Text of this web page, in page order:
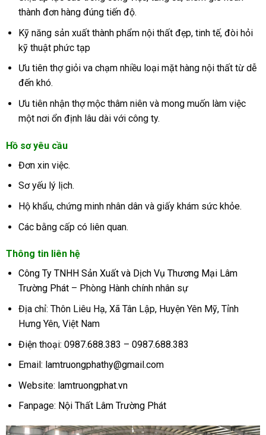
thành đơn hàng đúng tiến độ.
Kỹ năng sản xuất thành phẩm nội thất đẹp, tinh tế, đòi hỏi
kỹ thuật phức tạp
Ưu tiên thợ giỏi va chạm nhiều loại mặt hàng nội thất từ dễ
đến khó.
Ưu tiên nhận thợ mộc thâm niên và mong muốn làm việc
một nơi ổn định lâu dài với công ty.
Hồ sơ yêu cầu
Đơn xin việc.
Sơ yếu lý lịch.
Hộ khẩu, chứng minh nhân dân và giấy khám sức khỏe.
Các bằng cấp có liên quan.
Thông tin liên hệ
Công Ty TNHH Sản Xuất và Dịch Vụ Thương Mại Lâm
Trường Phát– Phòng Hành chính nhân sự
Địa chỉ: Thôn Liêu Hạ, Xã Tân Lập, Huyện Yên Mỹ, Tỉnh
Hưng Yên, Việt Nam
Điện thoại: 0987.688.383 – 0987.688.383
Email: lamtruongphathy@gmail.com
Website: lamtruongphat.vn
Fanpage: Nội Thất Lâm Trường Phát